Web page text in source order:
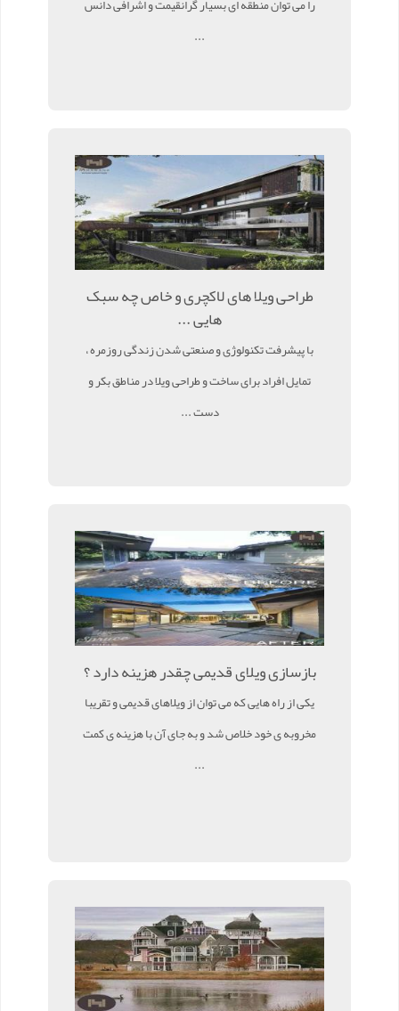
...
طراحی ویلا های لاکچری و خاص چه سبک
هایی ...
با پیشرفت تکنولوژی و صنعتی شدن زندگی روزمره ،
تمایل افراد برای ساخت و طراحی ویلا در مناطق بکر و
دست ...
بازسازی ویلای قدیمی چقدر هزینه دارد ؟
یکی از راه هایی که می توان از ویلاهای قدیمی و تقریبا
مخروبه ی خود خلاص شد و به جای آن با هزینه ی کمت
...